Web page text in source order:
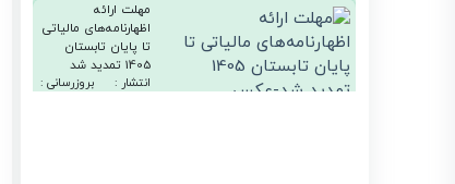
مهلت ارائه
اظهارنامه‌های مالیاتی
تا پایان تابستان
1405 تمدید شد
انتشار :
بروزرسانی :